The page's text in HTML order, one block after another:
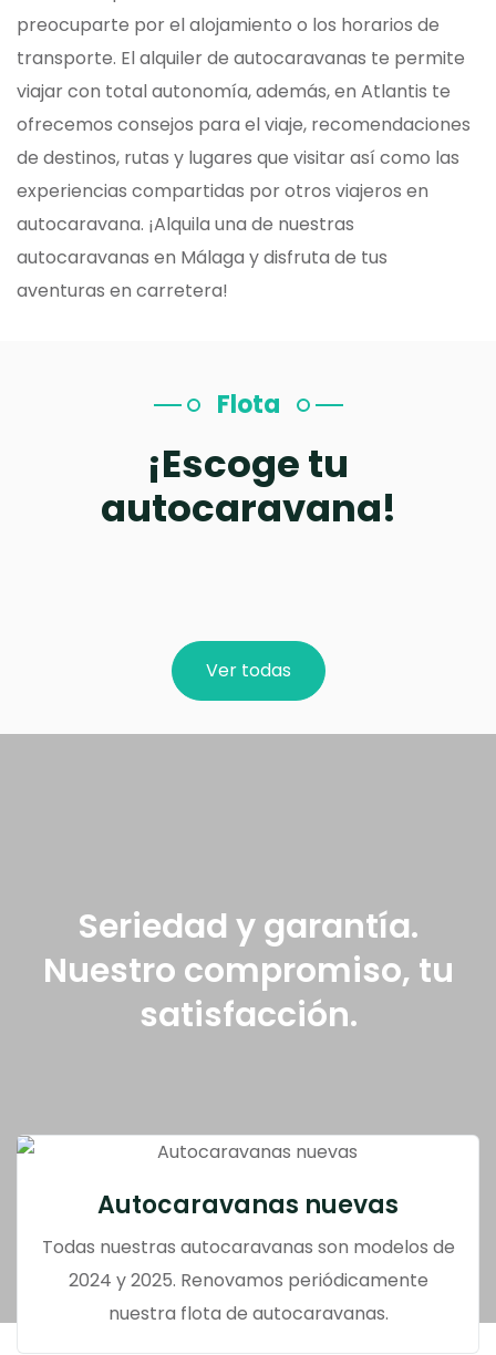
preocuparte por el alojamiento o los horarios de
transporte. El alquiler de autocaravanas te permite
viajar con total autonomía, además, en Atlantis te
ofrecemos consejos para el viaje, recomendaciones
de destinos, rutas y lugares que visitar así como las
experiencias compartidas por otros viajeros en
autocaravana. ¡Alquila una de nuestras
autocaravanas en Málaga y disfruta de tus
aventuras en carretera!
Flota
¡Escoge tu
autocaravana!
Ver todas
Seriedad y garantía.
Nuestro compromiso, tu
satisfacción.
Autocaravanas nuevas
Todas nuestras autocaravanas son modelos de
2024 y 2025. Renovamos periódicamente
nuestra flota de autocaravanas.